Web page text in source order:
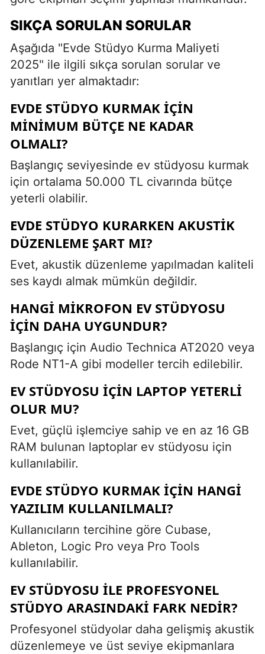
SIKÇA SORULAN SORULAR
Aşağıda "Evde Stüdyo Kurma Maliyeti
2025" ile ilgili sıkça sorulan sorular ve
yanıtları yer almaktadır:
EVDE STÜDYO KURMAK IÇIN
MINIMUM BÜTÇE NE KADAR
OLMALI?
Başlangıç seviyesinde ev stüdyosu kurmak
için ortalama 50.000 TL civarında bütçe
yeterli olabilir.
EVDE STÜDYO KURARKEN AKUSTIK
DÜZENLEME ŞART MI?
Evet, akustik düzenleme yapılmadan kaliteli
ses kaydı almak mümkün değildir.
HANGI MIKROFON EV STÜDYOSU
IÇIN DAHA UYGUNDUR?
Başlangıç için Audio Technica AT2020 veya
Rode NT1-A gibi modeller tercih edilebilir.
EV STÜDYOSU IÇIN LAPTOP YETERLI
OLUR MU?
Evet, güçlü işlemciye sahip ve en az 16 GB
RAM bulunan laptoplar ev stüdyosu için
kullanılabilir.
EVDE STÜDYO KURMAK IÇIN HANGI
YAZILIM KULLANILMALI?
Kullanıcıların tercihine göre Cubase,
Ableton, Logic Pro veya Pro Tools
kullanılabilir.
EV STÜDYOSU ILE PROFESYONEL
STÜDYO ARASINDAKI FARK NEDIR?
Profesyonel stüdyolar daha gelişmiş akustik
düzenlemeye ve üst seviye ekipmanlara